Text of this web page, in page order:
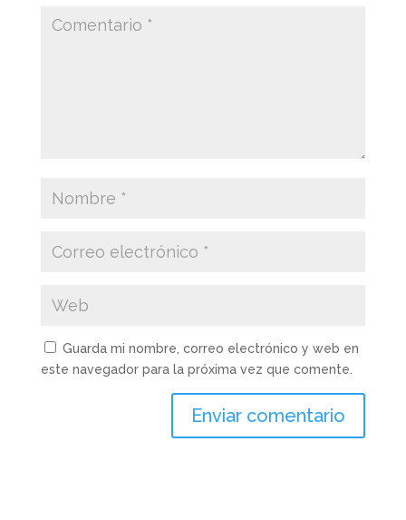
Guarda mi nombre, correo electrónico y web en
este navegador para la próxima vez que comente.